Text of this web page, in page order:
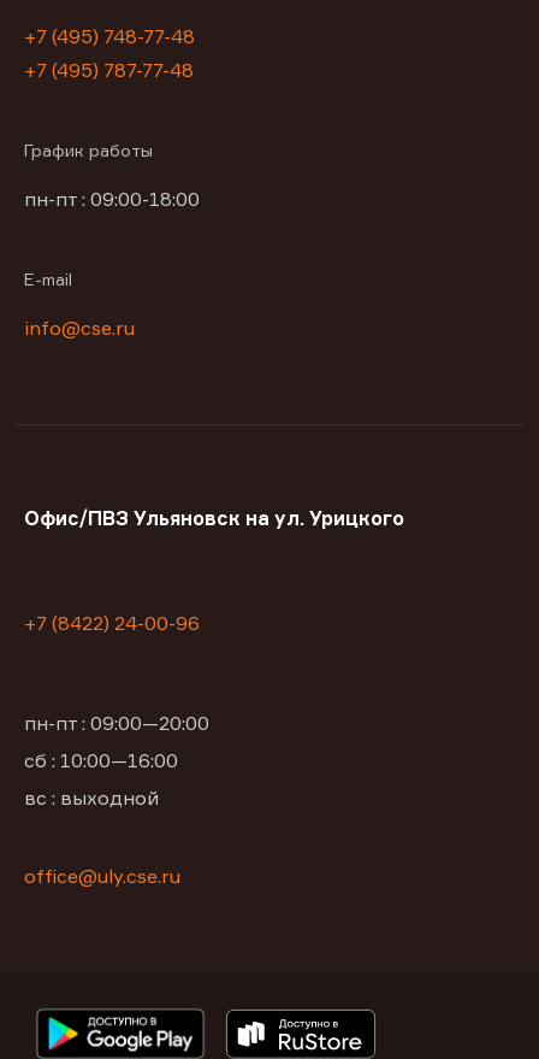
+7 (495) 748-77-48
+7 (495) 787-77-48
График работы
пн-пт : 09:00-18:00
E-mail
info@cse.ru
Офис/ПВЗ Ульяновск на ул. Урицкого
+7 (8422) 24-00-96
пн-пт : 09:00—20:00
сб : 10:00—16:00
вс : выходной
office@uly.cse.ru